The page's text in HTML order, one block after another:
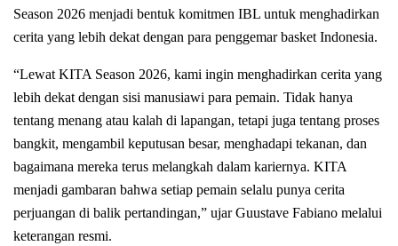
Season 2026 menjadi bentuk komitmen IBL untuk menghadirkan
cerita yang lebih dekat dengan para penggemar basket Indonesia.
“Lewat KITA Season 2026, kami ingin menghadirkan cerita yang
lebih dekat dengan sisi manusiawi para pemain. Tidak hanya
tentang menang atau kalah di lapangan, tetapi juga tentang proses
bangkit, mengambil keputusan besar, menghadapi tekanan, dan
bagaimana mereka terus melangkah dalam kariernya. KITA
menjadi gambaran bahwa setiap pemain selalu punya cerita
perjuangan di balik pertandingan,” ujar Guustave Fabiano melalui
keterangan resmi.